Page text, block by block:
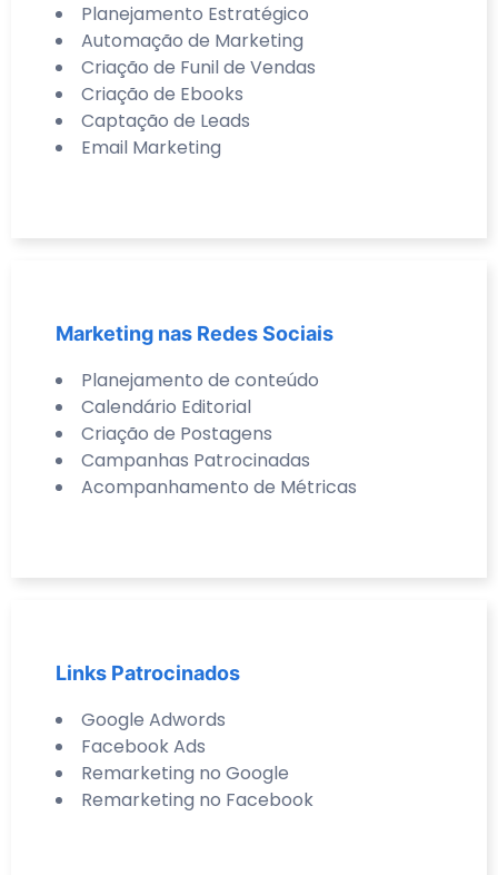
Planejamento Estratégico
Automação de Marketing
Criação de Funil de Vendas
Criação de Ebooks
Captação de Leads
Email Marketing
Marketing nas Redes Sociais
Planejamento de conteúdo
Calendário Editorial
Criação de Postagens
Campanhas Patrocinadas
Acompanhamento de Métricas
Links Patrocinados
Google Adwords
Facebook Ads
Remarketing no Google
Remarketing no Facebook